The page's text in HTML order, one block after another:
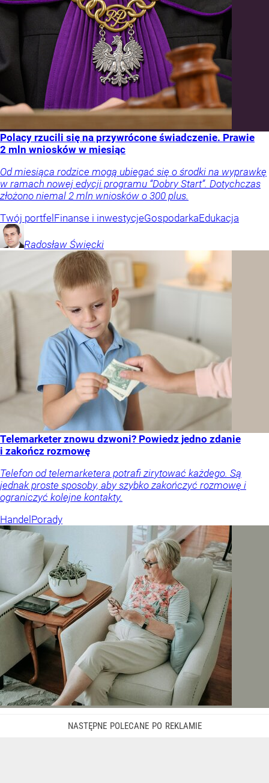
Polacy rzucili się na przywrócone świadczenie. Prawie
2 mln wniosków w miesiąc
Od miesiąca rodzice mogą ubiegać się o środki na wyprawkę
w ramach nowej edycji programu “Dobry Start”. Dotychczas
złożono niemal 2 mln wniosków o 300 plus.
Twój portfel Finanse i inwestycjeGospodarkaEdukacja
Radosław Święcki
Telemarketer znowu dzwoni? Powiedz jedno zdanie
i zakończ rozmowę
Telefon od telemarketera potrafi zirytować każdego. Są
jednak proste sposoby, aby szybko zakończyć rozmowę i
ograniczyć kolejne kontakty.
Handel Porady